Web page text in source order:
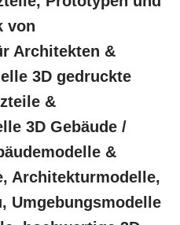
von
Architekten &
3D gedruckte
&
3D Gebäude /
&
Architekturmodelle,
Umgebungsmodelle